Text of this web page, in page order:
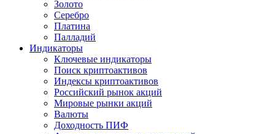
Золото
Серебро
Платина
Палладий
Индикаторы
Ключевые индикаторы
Поиск криптоактивов
Индексы криптоактивов
Российский рынок акций
Мировые рынки акций
Валюты
Доходность ПИФ